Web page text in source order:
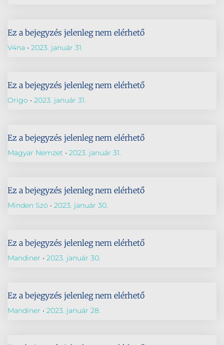
Ez a bejegyzés jelenleg nem elérhető
V4na 2023. január 31.
Ez a bejegyzés jelenleg nem elérhető
Origo 2023. január 31.
Ez a bejegyzés jelenleg nem elérhető
Magyar Nemzet 2023. január 31.
Ez a bejegyzés jelenleg nem elérhető
Minden Szó 2023. január 30.
Ez a bejegyzés jelenleg nem elérhető
Mandiner 2023. január 30.
Ez a bejegyzés jelenleg nem elérhető
Mandiner 2023. január 28.